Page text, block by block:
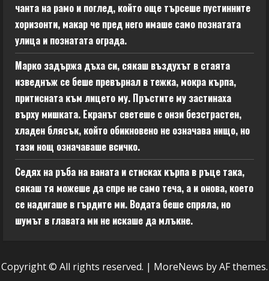
чанта на рамо и поглед, който още търсеше пустинните
хоризонти, макар че пред него имаше само познатата
улица и познатата ограда.
Марко задържа дъха си, сякаш въздухът в стаята
изведнъж се беше превърнал в тежка, мокра кърпа,
притисната към лицето му. Пръстите му застинаха
върху мишката. Екранът светеше с онзи безстрастен,
хладен блясък, който обикновено не означава нищо, но
тази нощ означаваше всичко.
Седях на ръба на ваната и стисках кърпа в ръце така,
сякаш тя можеше да спре не само теча, а и онова, което
се надигаше в гърдите ми. Водата беше спряла, но
шумът в главата ми не искаше да млъкне.
Copyright © All rights reserved. | MoreNews by AF themes.